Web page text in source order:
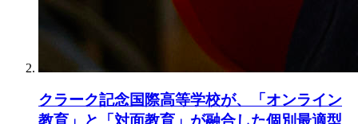
クラーク記念国際高等学校が、「オンライン
教育」と「対面教育」が融合した個別最適型